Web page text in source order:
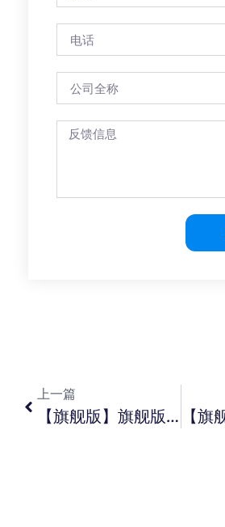
上一篇
【旗舰版】旗舰版如何添加冻结功能中的订单冻结原因？【专业版】KIS 云专业版v16.0 登录系统管理提示产品许可加载失败， 提示license 路径不存在？【标准/ 迷你版】标准迷你版普通打印明细账每行需有间隔线如何设置？